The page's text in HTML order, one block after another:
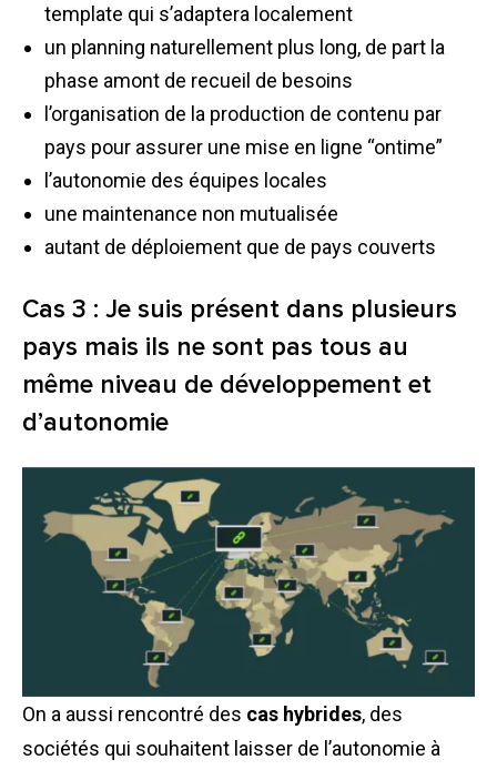
template qui s’adaptera localement
un planning naturellement plus long, de part la
phase amont de recueil de besoins
l’organisation de la production de contenu par
pays pour assurer une mise en ligne “ontime”
l’autonomie des équipes locales
une maintenance non mutualisée
autant de déploiement que de pays couverts
Cas 3 : Je suis présent dans plusieurs
pays mais ils ne sont pas tous au
même niveau de développement et
d’autonomie
On a aussi rencontré des cas hybrides, des
sociétés qui souhaitent laisser de l’autonomie à